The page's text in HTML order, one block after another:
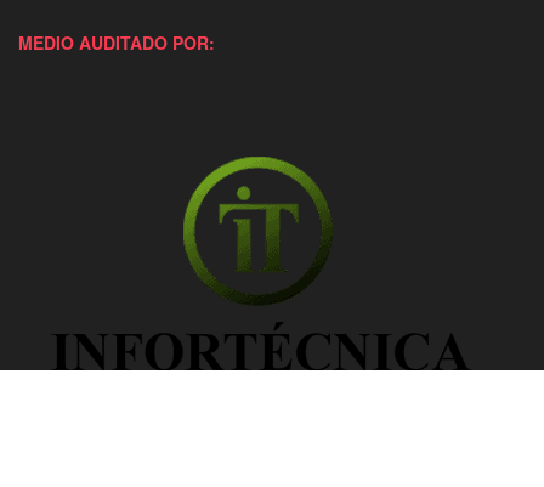
MEDIO AUDITADO POR: